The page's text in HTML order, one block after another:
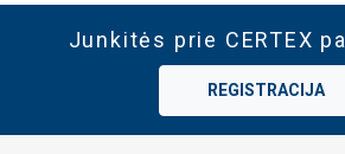
Junkitės prie CERTEX
REGISTRACIJA